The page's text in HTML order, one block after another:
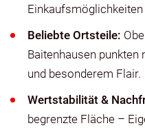
Beliebte Ortsteile:
Baitenhausen punkten
und besonderem Flair.
Wertstabilität &
begrenzte Fläche –